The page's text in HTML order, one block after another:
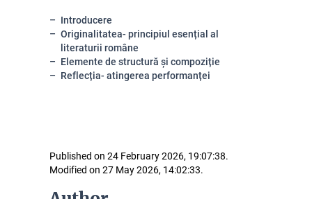
Introducere
Originalitatea- principiul esențial al
literaturii române
Elemente de structură și compoziție
Reflecția- atingerea performanței
Published on 24 February 2026, 19:07:38.
Modified on 27 May 2026, 14:02:33.